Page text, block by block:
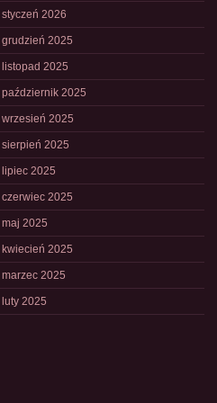
styczeń 2026
grudzień 2025
listopad 2025
październik 2025
wrzesień 2025
sierpień 2025
lipiec 2025
czerwiec 2025
maj 2025
kwiecień 2025
marzec 2025
luty 2025